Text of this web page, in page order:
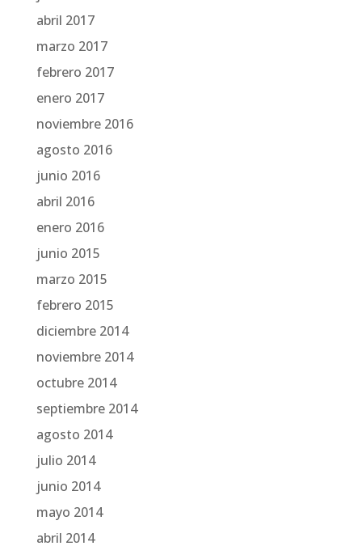
abril 2017
marzo 2017
febrero 2017
enero 2017
noviembre 2016
agosto 2016
junio 2016
abril 2016
enero 2016
junio 2015
marzo 2015
febrero 2015
diciembre 2014
noviembre 2014
octubre 2014
septiembre 2014
agosto 2014
julio 2014
junio 2014
mayo 2014
abril 2014